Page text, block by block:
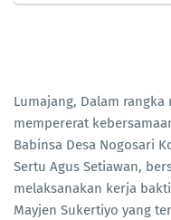
Lumajang, Dalam
mempererat
Babinsa Desa Nogosari
Sertu Agus Setiawan,
melaksanakan kerja
Mayjen Sukertiyo yang